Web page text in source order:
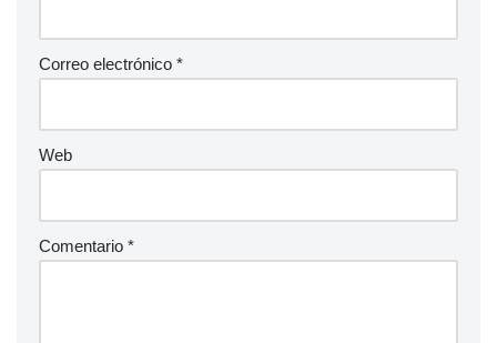
Correo electrónico *
Web
Comentario *